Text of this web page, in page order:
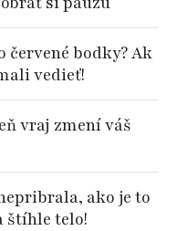
červené bodky? Ak
vedieť!
vraj zmení váš
ako je to
štíhle telo!